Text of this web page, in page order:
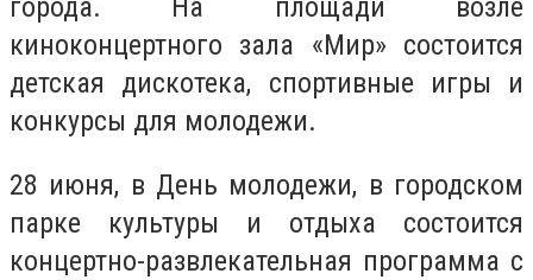
города. На площади возле
киноконцертного зала «Мир» состоится
детская дискотека, спортивные игры и
конкурсы для молодежи.
28 июня, в День молодежи, в городском
парке культуры и отдыха состоится
концертно-развлекательная программа с